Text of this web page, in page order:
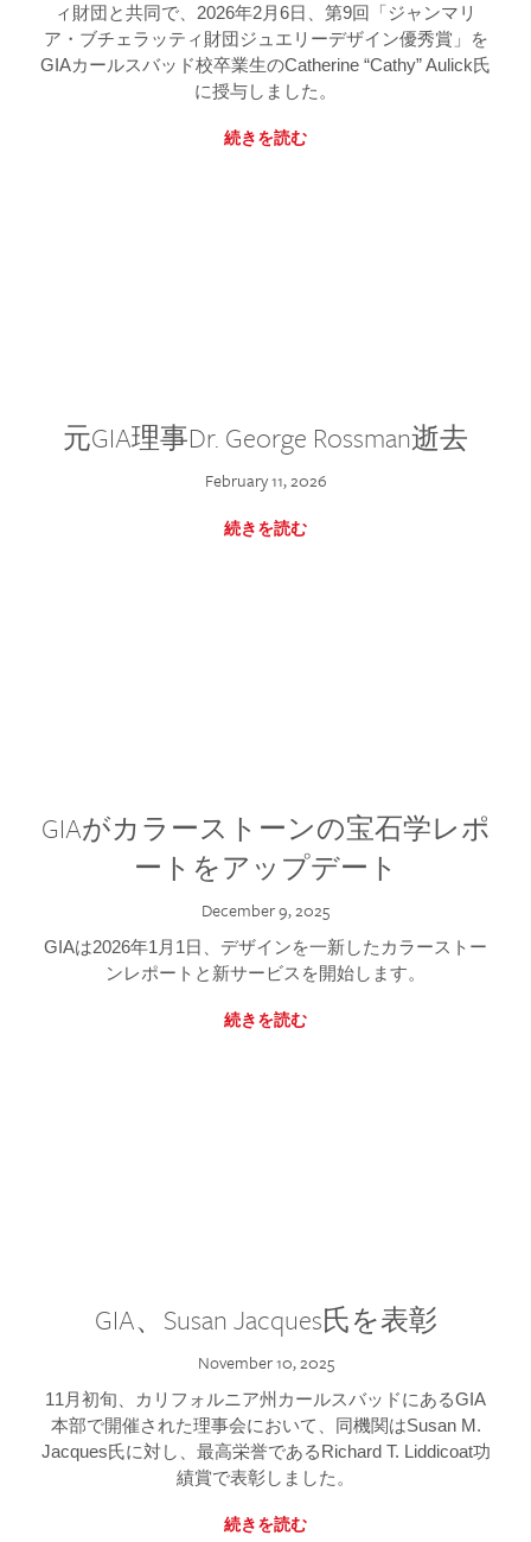
ィ財団と共同で、2026年2月6日、第9回「ジャンマリ
ア・ブチェラッティ財団ジュエリーデザイン優秀賞」を
GIAカールスバッド校卒業生のCatherine “Cathy” Aulick氏
に授与しました。
続きを読む
元GIA理事Dr. George Rossman逝去
February 11, 2026
続きを読む
GIAがカラーストーンの宝石学レポ
ートをアップデート
December 9, 2025
GIAは2026年1月1日、デザインを一新したカラーストー
ンレポートと新サービスを開始します。
続きを読む
GIA、Susan Jacques氏を表彰
November 10, 2025
11月初旬、カリフォルニア州カールスバッドにあるGIA
本部で開催された理事会において、同機関はSusan M.
Jacques氏に対し、最高栄誉であるRichard T. Liddicoat功
績賞で表彰しました。
続きを読む